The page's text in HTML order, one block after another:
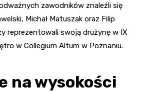
zawodników znaleźli się
Michał Matuszak oraz Filip
reprezentowali swoją drużynę w IX
w Collegium Altum w Poznaniu.
na wysokości